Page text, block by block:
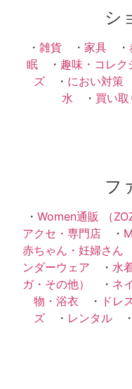
シ
・ 雑貨 ・ 家具 ・
眠・ 趣味・コレク
ズ ・ におい対策
水 ・ 買い
フ
・ Women通販 （
アクセ・専門店 ・
赤ちゃん・妊婦さん
ンダーウェア ・ 水
ガ・その他）
・ ネ
物・浴衣 ・ ドレ
ズ ・ レンタル ・